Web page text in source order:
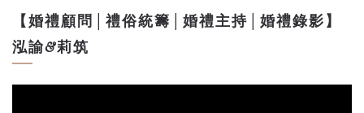
【婚禮顧問│禮俗統籌│婚禮主持│婚禮錄影】
泓諭&莉筑